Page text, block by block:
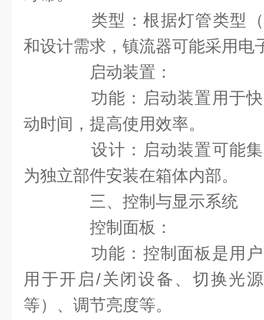
类型：根据灯管类型（
和设计需求，镇流器可能采用电
启动装置：
功能：启动装置用于快
动时间，提高使用效率。
设计：启动装置可能集
为独立部件安装在箱体内部。
三、控制与显示系统
控制面板：
功能：控制面板是用户
用于开启/关闭设备、切换光
等）、调节亮度等。